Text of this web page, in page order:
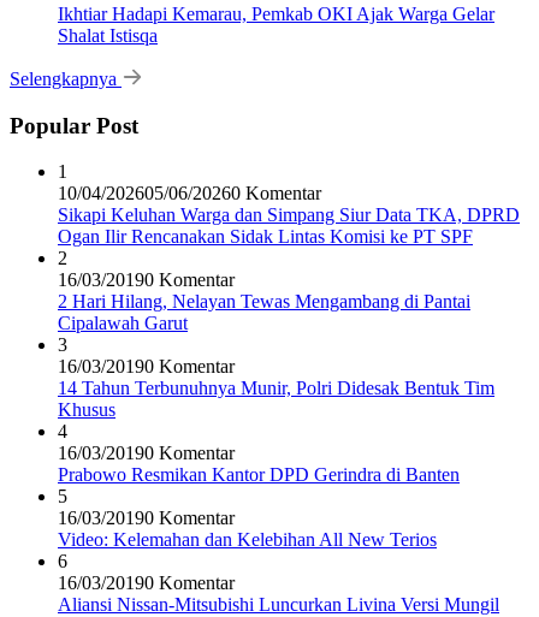
Ikhtiar Hadapi Kemarau, Pemkab OKI Ajak Warga Gelar
Shalat Istisqa
Selengkapnya
Popular Post
1
10/04/202605/06/20260 Komentar
Sikapi Keluhan Warga dan Simpang Siur Data TKA, DPRD
Ogan Ilir Rencanakan Sidak Lintas Komisi ke PT SPF
2
16/03/20190 Komentar
2 Hari Hilang, Nelayan Tewas Mengambang di Pantai
Cipalawah Garut
3
16/03/20190 Komentar
14 Tahun Terbunuhnya Munir, Polri Didesak Bentuk Tim
Khusus
4
16/03/20190 Komentar
Prabowo Resmikan Kantor DPD Gerindra di Banten
5
16/03/20190 Komentar
Video: Kelemahan dan Kelebihan All New Terios
6
16/03/20190 Komentar
Aliansi Nissan-Mitsubishi Luncurkan Livina Versi Mungil